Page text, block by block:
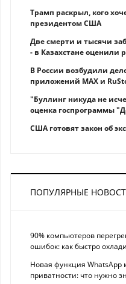
Трамп раскрыл, кого
президентом США
Две смерти и тысячи
- в Казахстане оценили
В России возбудили
приложений MAX и
"Буллинг никуда не
оценка госпрограммы
США готовят закон об
ПОПУЛЯРНЫЕ
90% компьютеров
ошибок: как быстро
Новая функция
приватности: что нужно